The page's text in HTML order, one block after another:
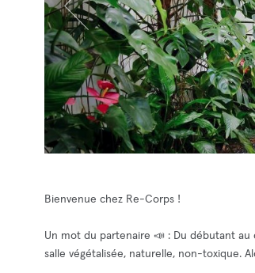
Bienvenue chez Re-Corps !
Un mot du partenaire 📣 : Du débutant au
salle végétalisée, naturelle, non-toxique.